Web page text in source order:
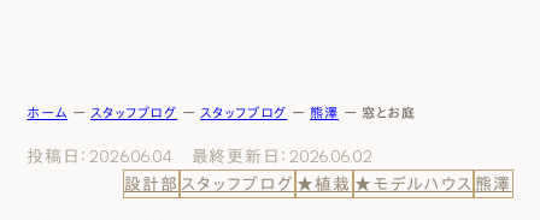
エムズのこと
ホーム ー スタッフブログ ー スタッフブログ ー熊澤 ー 窓とお庭
投稿日：2026.06.04 最終更新日：2026.06.02
設計部 スタッフブログ ★植栽 ★モデルハウス 熊澤